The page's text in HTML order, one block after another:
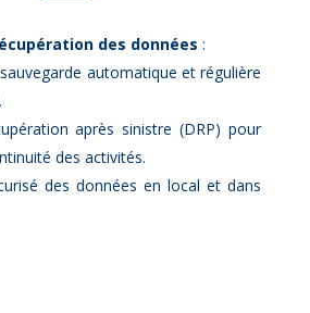
des don­nées :
au­to­ma­tique et ré­gu­lière
après si­nistre (DRP) pour
des ac­ti­vi­tés.
des don­nées en lo­cal et dans